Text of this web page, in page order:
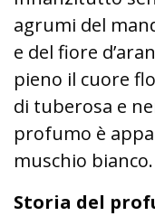
agrumi del
e del fiore
pieno il cuore
di tuberosa e
profumo è
muschio bianco.
Storia del